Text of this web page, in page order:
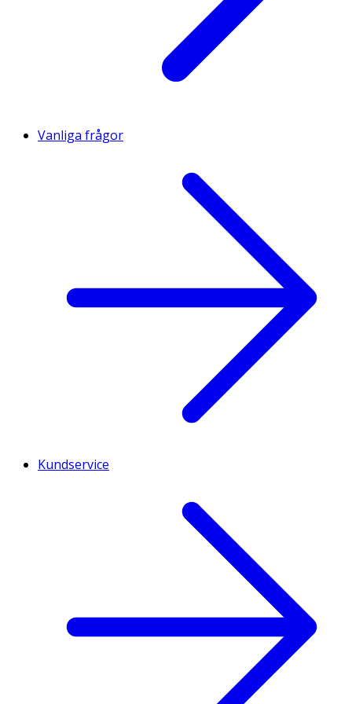
Vanliga frågor
Kundservice